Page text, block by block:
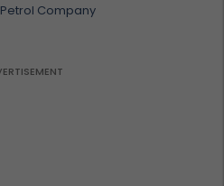
Petrol Company